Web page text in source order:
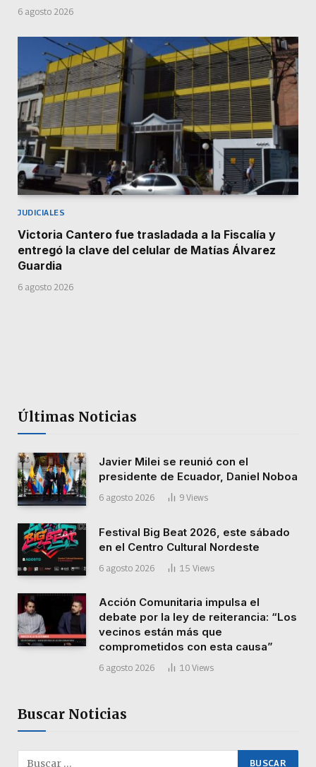
6 agosto 2026
JUDICIALES
Victoria Cantero fue trasladada a la Fiscalía y
entregó la clave del celular de Matías Álvarez
Guardia
6 agosto 2026
Últimas Noticias
Javier Milei se reunió con el
presidente de Ecuador, Daniel Noboa
6 agosto 2026 9 Views
Festival Big Beat 2026, este sábado
en el Centro Cultural Nordeste
6 agosto 2026 15 Views
Acción Comunitaria impulsa el
debate por la ley de reiterancia: “Los
vecinos están más que
comprometidos con esta causa”
6 agosto 2026 10 Views
Buscar Noticias